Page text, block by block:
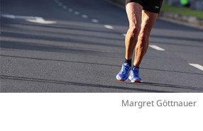
Margret Göttnauer